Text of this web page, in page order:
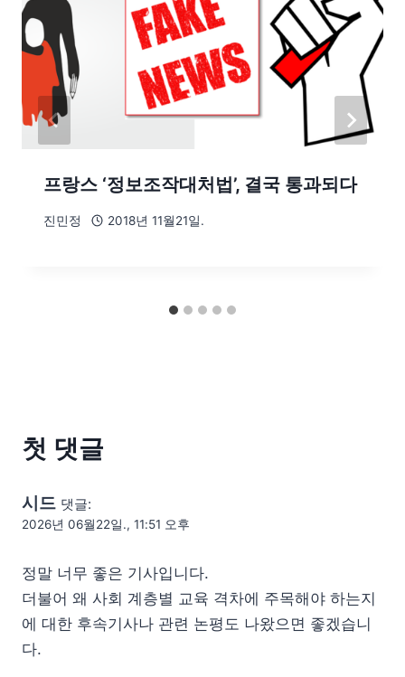
프랑스 ‘정보조작대처법’, 결국 통과되다
진민정 2018년 11월21일.
첫 댓글
시드 댓글:
2026년 06월22일., 11:51 오후
정말 너무 좋은 기사입니다.
더불어 왜 사회 계층별 교육 격차에 주목해야 하는지
에 대한 후속기사나 관련 논평도 나왔으면 좋겠습니
다.